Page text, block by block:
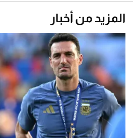
المزيد من أخبار